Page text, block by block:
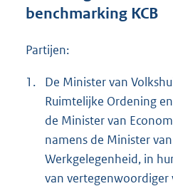
benchmarking KCB
Partijen:
1.
De Minister van
Ruimtelijke Ordening
de Minister van
namens de Minister
Werkgelegenheid, in
van vertegenwoordiger